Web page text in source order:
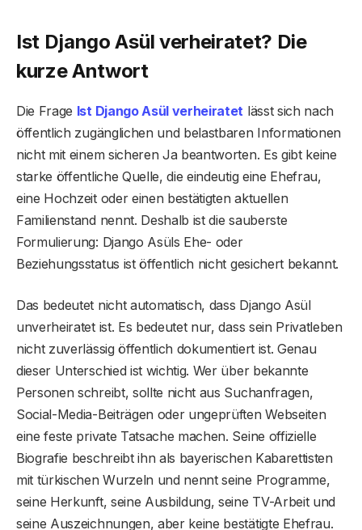
Ist Django Asül verheiratet? Die
kurze Antwort
Die Frage Ist Django Asül verheiratet lässt sich nach
öffentlich zugänglichen und belastbaren Informationen
nicht mit einem sicheren Ja beantworten. Es gibt keine
starke öffentliche Quelle, die eindeutig eine Ehefrau,
eine Hochzeit oder einen bestätigten aktuellen
Familienstand nennt. Deshalb ist die sauberste
Formulierung: Django Asüls Ehe- oder
Beziehungsstatus ist öffentlich nicht gesichert bekannt.
Das bedeutet nicht automatisch, dass Django Asül
unverheiratet ist. Es bedeutet nur, dass sein Privatleben
nicht zuverlässig öffentlich dokumentiert ist. Genau
dieser Unterschied ist wichtig. Wer über bekannte
Personen schreibt, sollte nicht aus Suchanfragen,
Social-Media-Beiträgen oder ungeprüften Webseiten
eine feste private Tatsache machen. Seine offizielle
Biografie beschreibt ihn als bayerischen Kabarettisten
mit türkischen Wurzeln und nennt seine Programme,
seine Herkunft, seine Ausbildung, seine TV-Arbeit und
seine Auszeichnungen, aber keine bestätigte Ehefrau.